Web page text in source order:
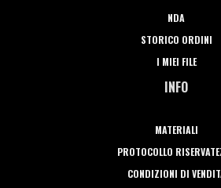
NDA
STORICO ORDINI
I MIEI FILE
INFO
MATERIALI
PROTOCOLLO
CONDIZIONI DI